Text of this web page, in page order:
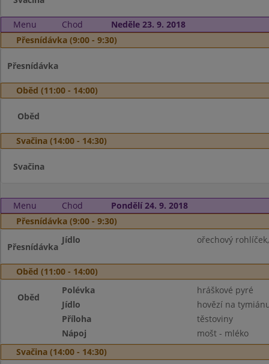
Menu Chod
Neděle 23. 9. 2018
Přesnídávka (9:00 - 9:30)
Přesnídávka
Oběd (11:00 - 14:00)
Oběd
Svačina (14:00 - 14:30)
Svačina
Menu Chod
Pondělí 24. 9. 2018
Přesnídávka (9:00 - 9:30)
Přesnídávka
Jídlo ořechový
Oběd (11:00 - 14:00)
Oběd
Polévka
hráškové pyré
Jídlo
hovězí na
Příloha
těstoviny
Nápoj
mošt - mléko
Svačina (14:00 - 14:30)